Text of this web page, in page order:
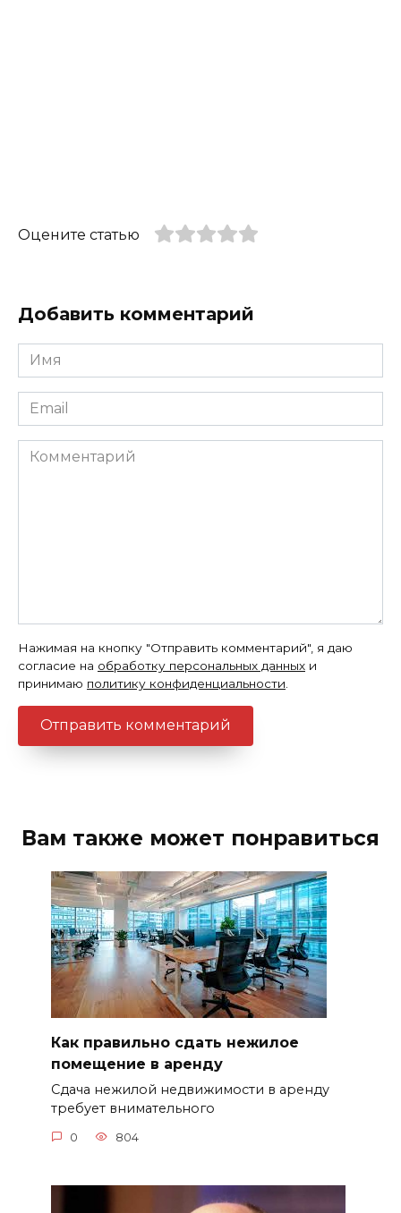
Оцените статью
Добавить комментарий
Имя
*
Email
*
Комментарий
Нажимая на кнопку "Отправить комментарий", я даю
согласие на обработку персональных данных и
принимаю политику конфиденциальности
Вам также может понравиться
Как правильно сдать нежилое
помещение в аренду
Сдача нежилой недвижимости в аренду
требует внимательного
0 804